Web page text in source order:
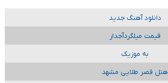
دانلود آهنگ جدید
قیمت میلگردآجدار
به موزیک
هتل قصر طلایی مشهد